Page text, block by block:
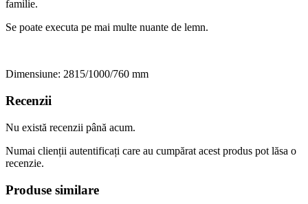
familie.
Se poate executa pe mai multe nuante de lemn.
Dimensiune: 2815/1000/760 mm
Recenzii
Nu există recenzii până acum.
Numai clienții autentificați care au cumpărat acest produs pot lăsa o
recenzie.
Produse similare